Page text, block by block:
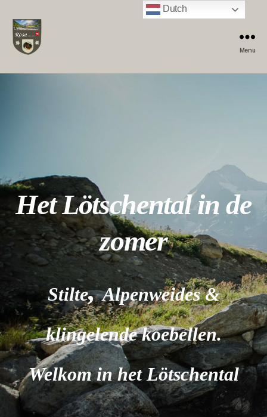
Menu
Het Lötschental in de
zomer
Stilte,Alpenweides &
klingelende koebellen.
Welkom in het Lötschental
Dutch